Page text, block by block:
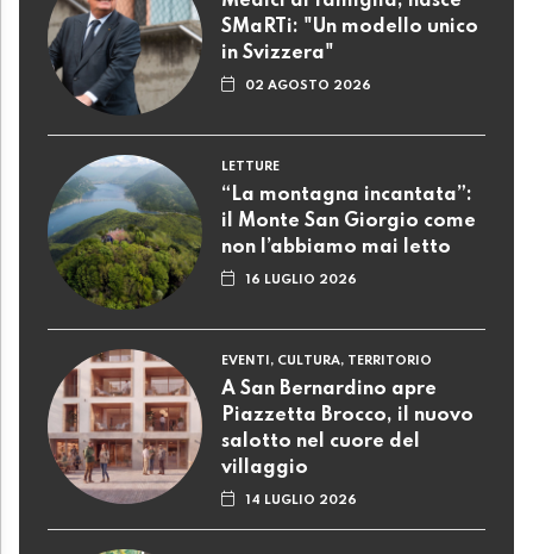
SMaRTi: "Un modello unico
in Svizzera"
02 AGOSTO 2026
LETTURE
“La montagna incantata”:
il Monte San Giorgio come
non l’abbiamo mai letto
16 LUGLIO 2026
EVENTI, CULTURA, TERRITORIO
A San Bernardino apre
Piazzetta Brocco, il nuovo
salotto nel cuore del
villaggio
14 LUGLIO 2026